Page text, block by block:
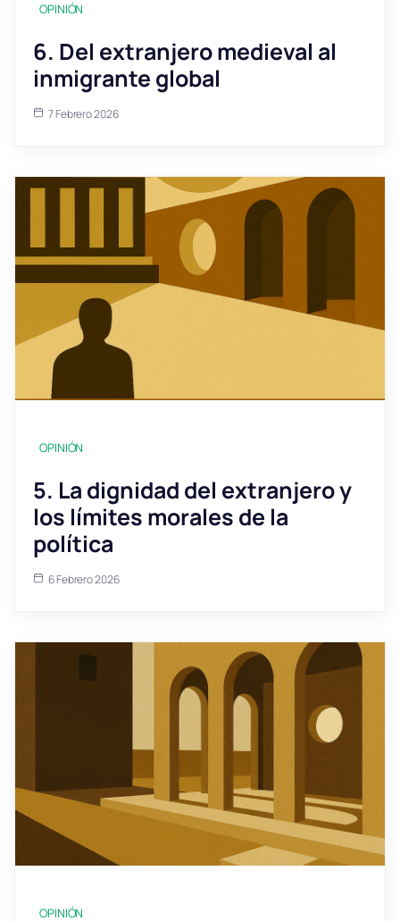
OPINIÓN
6. Del extranjero medieval al
inmigrante global
7 Febrero 2026
OPINIÓN
5. La dignidad del extranjero y
los límites morales de la
política
6 Febrero 2026
OPINIÓN